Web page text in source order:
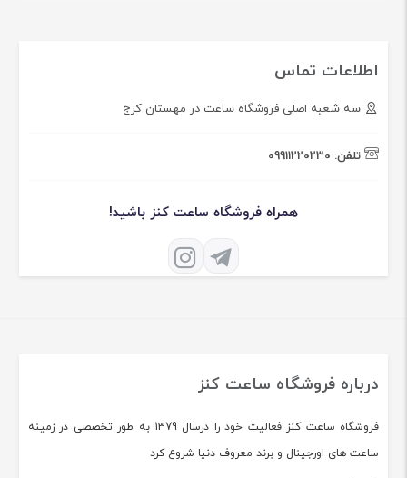
اطلاعات تماس
سه شعبه اصلی فروشگاه ساعت در مهستان کرج
تلفن: 09911220230
همراه فروشگاه ساعت کنز باشید!
درباره فروشگاه ساعت کنز
فروشگاه ساعت کنز فعالیت خود را درسال 1379 به طور تخصصی در زمینه
ساعت های اورجینال و برند معروف دنیا شروع کرد